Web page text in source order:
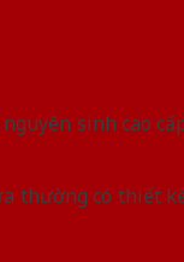
sinh cao
thường có thiết